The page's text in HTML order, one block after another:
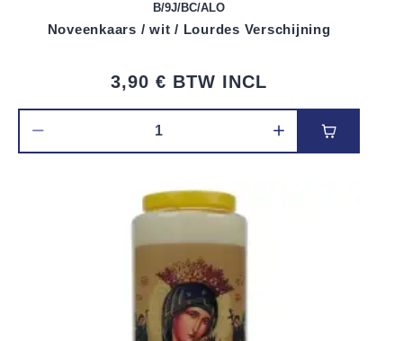
B/9J/BC/ALO
Noveenkaars / wit / Lourdes Verschijning
3,90 € BTW INCL
Voeg toe